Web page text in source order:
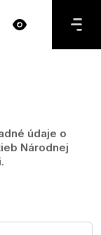
údaje o
Národnej